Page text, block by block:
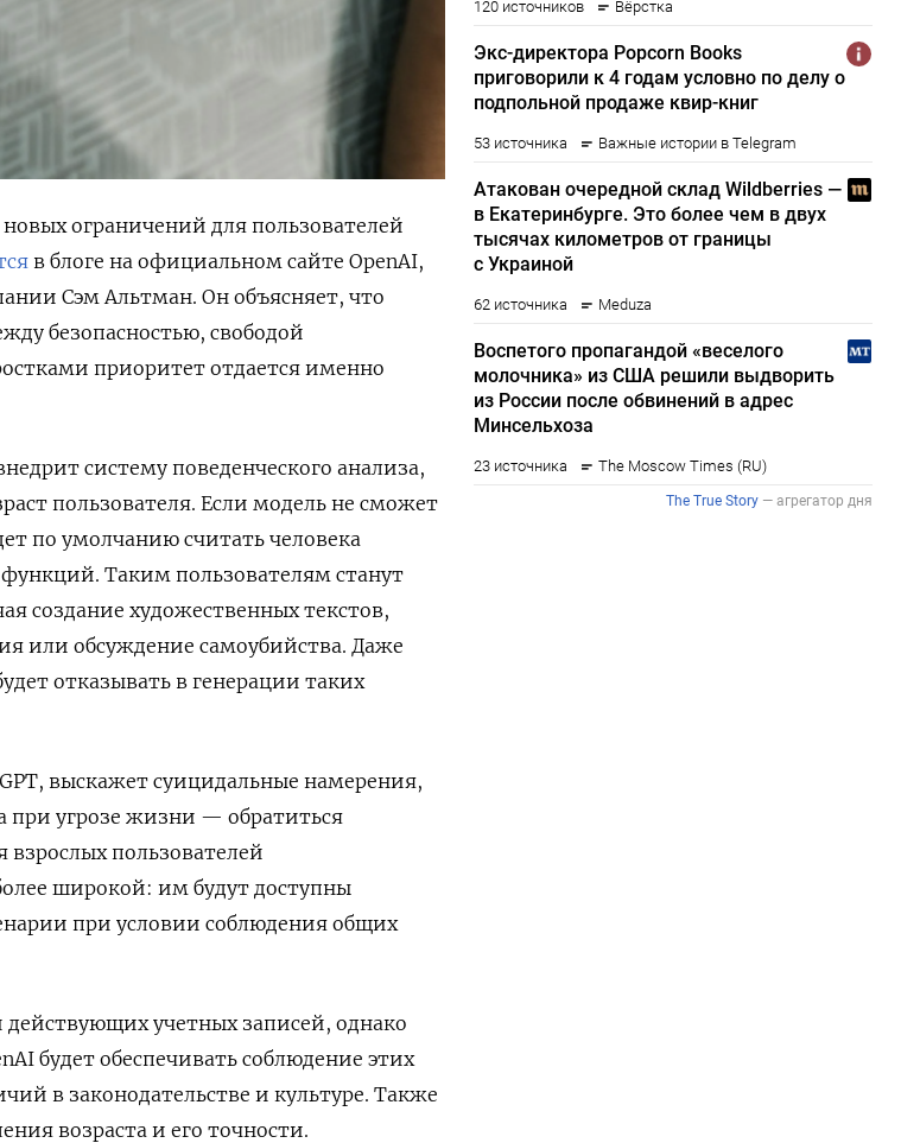
ограничений для пользователей
в блоге на официальном сайте OpenAI,
Сэм Альтман. Он объясняет, что
безопасностью, свободой
приоритет отдается именно
систему поведенческого анализа,
пользователя. Если модель не сможет
по умолчанию считать человека
Таким пользователям станут
создание художественных текстов,
или обсуждение самоубийства. Даже
отказывать в генерации таких
выскажет суицидальные намерения,
при угрозе жизни — обратиться
пользователей
широкой: им будут доступны
при условии соблюдения общих
учетных записей, однако
будет обеспечивать соблюдение этих
в законодательстве и культуре. Также
возраста и его точности.